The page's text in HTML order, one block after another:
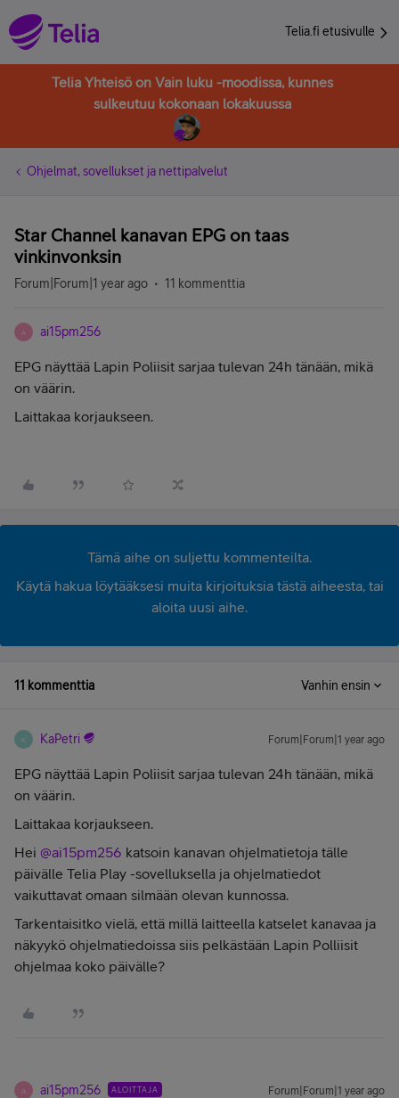
Telia.fi etusivulle
Telia Yhteisö on Vain luku -moodissa, kunnes
sulkeutuu kokonaan lokakuussa
Ohjelmat, sovellukset ja nettipalvelut
Star Channel kanavan EPG on taas
vinkinvonksin
Forum|Forum|1 year ago 11 kommenttia
A ai15pm256
EPG näyttää Lapin Poliisit sarjaa tulevan 24h tänään, mikä
on väärin.
Laittakaa korjaukseen.
Tämä aihe on suljettu kommenteilta.
Käytä hakua löytääksesi muita kirjoituksia tästä aiheesta, tai
aloita uusi aihe.
11 kommenttia Vanhin ensin
K KaPetri Forum|Forum|1 year ago
EPG näyttää Lapin Poliisit sarjaa tulevan 24h tänään, mikä
on väärin.
Laittakaa korjaukseen.
Hei @ai15pm256 katsoin kanavan ohjelmatietoja tälle
päivälle Telia Play -sovelluksella ja ohjelmatiedot
vaikuttavat omaan silmään olevan kunnossa.
Tarkentaisitko vielä, että millä laitteella katselet kanavaa ja
näkyykö ohjelmatiedoissa siis pelkästään Lapin Polliisit
ohjelmaa koko päivälle?
A ai15pm256 ALOITTAJA Forum|Forum|1 year ago